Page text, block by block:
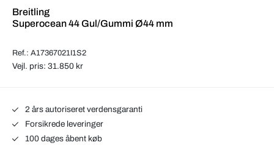
Breitling
Superocean 44 Gul/Gummi Ø44 mm
Ref.: A17367021I1S2
Vejl. pris: 31.850 kr
2 års autoriseret verdensgaranti
Forsikrede leveringer
100 dages åbent køb